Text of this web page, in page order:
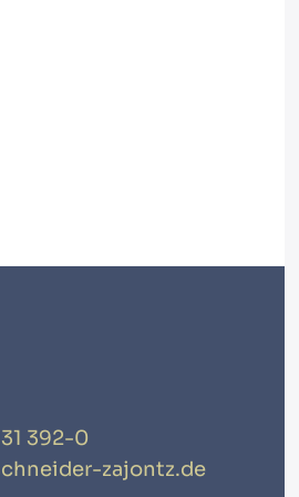
392-0
zajontz.de